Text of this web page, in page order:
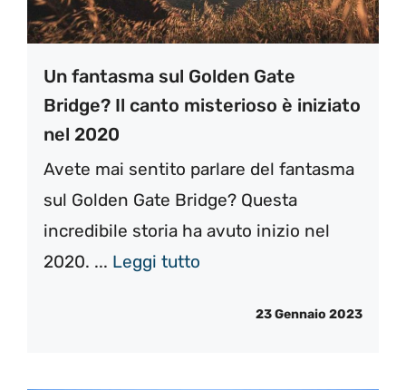
Un fantasma sul Golden Gate
Bridge? Il canto misterioso è iniziato
nel 2020
Avete mai sentito parlare del fantasma
sul Golden Gate Bridge? Questa
incredibile storia ha avuto inizio nel
2020. ... Leggi tutto
23 Gennaio 2023